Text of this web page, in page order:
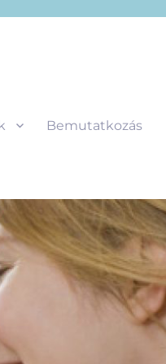
Bemutatkozás